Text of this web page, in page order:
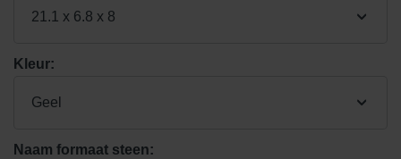
21.1 x 6.8 x 8
Kleur:
Geel
Naam formaat steen: